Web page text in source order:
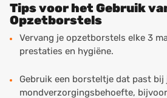
Tips voor het Gebruik
Opzetborstels
Vervang je opzetborstels elke 3
prestaties en hygiëne.
Gebruik een borsteltje dat past bij
mondverzorgingsbehoefte,